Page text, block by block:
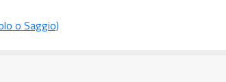
o Saggio)